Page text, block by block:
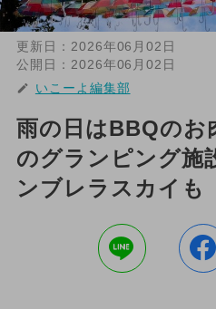
更新日： 2026年06月02日
公開日： 2026年06月02日
いこーよ編集部
雨の日はBBQのお
のグランピング
ンブレラスカイも